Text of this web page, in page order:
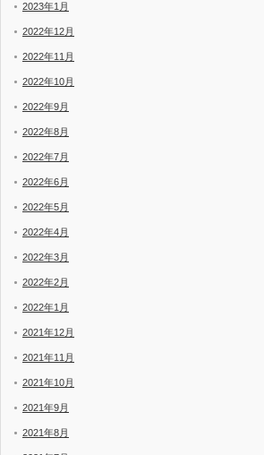
2023年1月
2022年12月
2022年11月
2022年10月
2022年9月
2022年8月
2022年7月
2022年6月
2022年5月
2022年4月
2022年3月
2022年2月
2022年1月
2021年12月
2021年11月
2021年10月
2021年9月
2021年8月